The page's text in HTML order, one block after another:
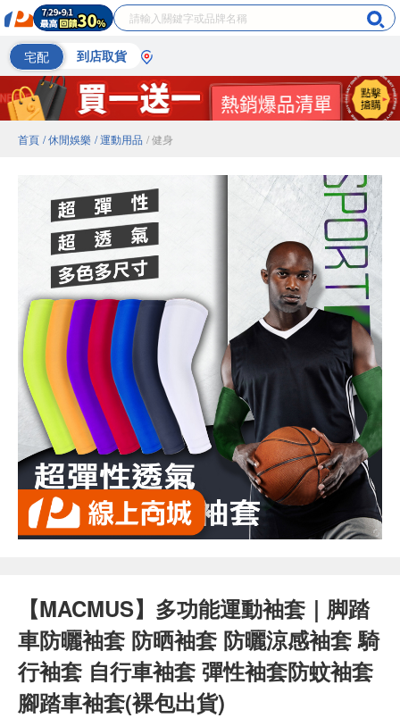
宅配 到店取貨
首頁 / 休閒娛樂 / 運動用品 / 健身
【MACMUS】多功能運動袖套｜脚踏
車防曬袖套 防晒袖套 防曬涼感袖套 騎
行袖套 自行車袖套 彈性袖套防蚊袖套
腳踏車袖套(裸包出貨)